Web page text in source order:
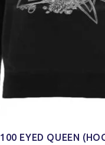
100 EYED QUEEN